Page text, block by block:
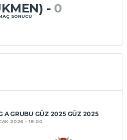
- 0
SONUCU
A GRUBU GÜZ 2025 GÜZ 2025
2026 18:00